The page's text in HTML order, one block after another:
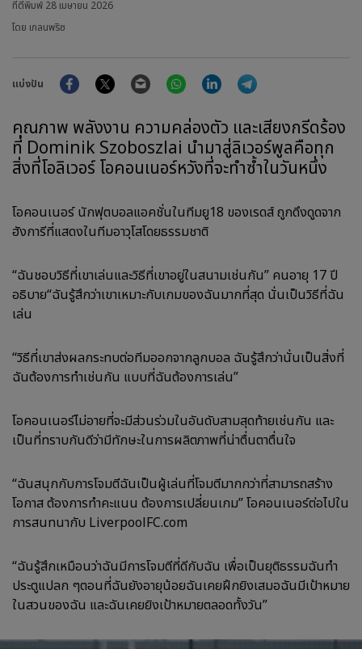
ที่ตีพิมพ์ 28 เมษายน 2026
โดย เกลนพริซ
แบ่งปัน
FacebookTwitter Email WhatsAppLinkedIn
คุณภาพ พลังงาน ความคล่องตัว และเสียงกรีดร้อง
ที่ Dominik Szoboszlai นำมาสู่ลิเวอร์พูลคือทุก
สิ่งที่โอลิเวอร์ โอคอนเนอร์หวังที่จะทำซ้ำในวันหนึ่ง
โอคอนเนอร์ นักฟุตบอลแอคชั่นในทีมยู18 ของเรดส์ ถูกดึงดูดจาก
ฮังการีที่แสดงในทีมอาวุโสโดยธรรมชาติ
“ฉันชอบวิธีที่เขาเล่นและวิธีที่เขาอยู่ในสนามเช่นกัน” คนอายุ 17 ปี
อธิบาย“ฉันรู้สึกว่าเขาเหมาะกับเกมของฉันมากที่สุด นั่นเป็นวิธีที่ฉัน
เล่น
“วิธีที่เขาส่งผลกระทบต่อทีมออกจากลูกบอล ฉันรู้สึกว่านั่นเป็นสิ่งที่
ฉันต้องการทำเช่นกัน แบบที่ฉันต้องการเล่น”
โอคอนเนอร์ไม่อายที่จะมีส่วนร่วมในอันดับสามสุดท้ายเช่นกัน และ
เป็นที่ทราบกันดีว่ามีทักษะในการผลิตภาพที่น่าตื่นตาตื่นใจ
“ฉันสนุกกับการโจมตีฉันเป็นผู้เล่นที่โจมตีมากกว่าที่สามารถสร้าง
โอกาส ต้องการทำคะแนน ต้องการเปลี่ยนเกม” โอคอนเนอร์ต่อไปใน
การสนทนากับ LiverpoolFC.com
“ฉันรู้สึกเหมือนว่าฉันมีการโจมตีที่ดีกับฉัน เพื่อเป็นยุติธรรมฉันทำ
ประตูแปลก ๆตอนที่ฉันยังอายุน้อยฉันเคยฝึกยิงเสมอฉันมีเป้าหมาย
ในสวนของฉัน และฉันเคยยิงเป้าหมายตลอดทั้งวัน”